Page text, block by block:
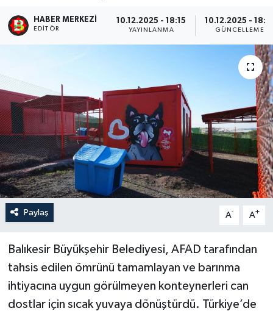
HABER MERKEZI
EDITÖR
10.12.2025 - 18:15
YAYINLANMA
10.12.2025 -
GÜNCELLEME
Paylaş A- A+
Balıkesir Büyükşehir Belediyesi, AFAD tarafından
tahsis edilen ömrünü tamamlayan ve barınma
ihtiyacına uygun görülmeyen konteynerleri can
dostlar için sıcak yuvaya dönüştürdü. Türkiye’de